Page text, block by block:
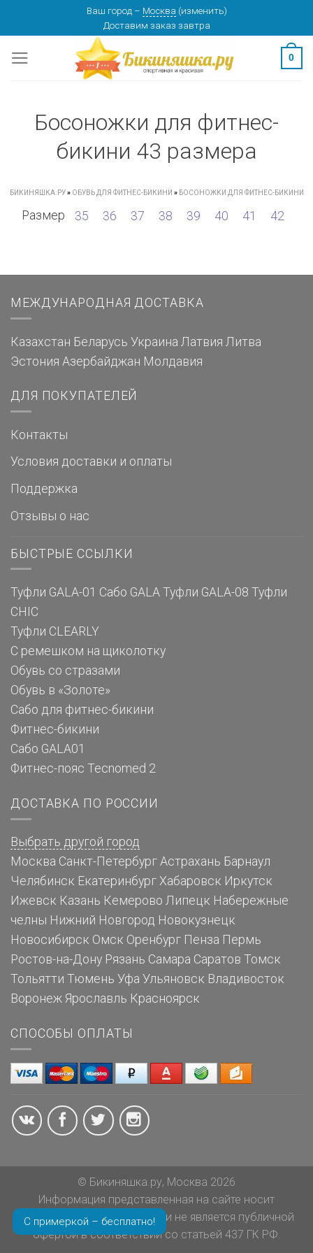
content
Ваш город – Москва (изменить)
Доставим заказ завтра
0
Босоножки для фитнес-
бикини 43 размера
БИКИНЯШКА.РУ» ОБУВЬ ДЛЯ ФИТНЕС-БИКИНИ » БОСОНОЖКИ ДЛЯ ФИТНЕС-БИКИНИ
Размер 35 36 37 38 39 40 41 42
МЕЖДУНАРОДНАЯ ДОСТАВКА
Казахстан Беларусь Украина Латвия Литва
Эстония Азербайджан Молдавия
ДЛЯ ПОКУПАТЕЛЕЙ
Контакты
Условия доставки и оплаты
Поддержка
Отзывы о нас
БЫСТРЫЕ ССЫЛКИ
Туфли GALA-01 Сабо GALA Туфли GALA-08 Туфли
CHIC
Туфли CLEARLY
С ремешком на щиколотку
Обувь со стразами
Обувь в «Золоте»
Сабо для фитнес-бикини
Фитнес-бикини
Сабо GALA01
Фитнес-пояс Tecnomed 2
ДОСТАВКА ПО РОССИИ
Выбрать другой город
Москва Санкт-Петербург Астрахань Барнаул
Челябинск Екатеринбург Хабаровск Иркутск
Ижевск Казань Кемерово Липецк Набережные
челны Нижний Новгород Новокузнецк
Новосибирск Омск Оренбург Пенза Пермь
Ростов-на-Дону Рязань Самара Саратов Томск
Тольятти Тюмень Уфа Ульяновск Владивосток
Воронеж Ярославль Красноярск
СПОСОБЫ ОПЛАТЫ
С примеркой – бесплатно!
© Бикиняшка.ру, Москва 2026
Информация представленная на сайте носит
ознакомительный характер и не является публичной
офертой в соответствии со статьей 437 ГК РФ.